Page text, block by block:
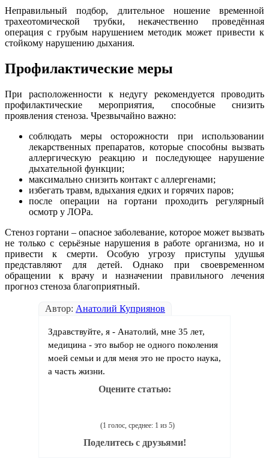
Неправильный подбор, длительное ношение временной
трахеотомической трубки, некачественно проведённая
операция с грубым нарушением методик может привести к
стойкому нарушению дыхания.
Профилактические меры
При расположенности к недугу рекомендуется проводить
профилактические мероприятия, способные снизить
проявления стеноза. Чрезвычайно важно:
соблюдать меры осторожности при использовании
лекарственных препаратов, которые способны вызвать
аллергическую реакцию и последующее нарушение
дыхательной функции;
максимально снизить контакт с аллергенами;
избегать травм, вдыхания едких и горячих паров;
после операции на гортани проходить регулярный
осмотр у ЛОРа.
Стеноз гортани – опасное заболевание, которое может вызвать
не только с серьёзные нарушения в работе организма, но и
привести к смерти. Особую угрозу приступы удушья
представляют для детей. Однако при своевременном
обращении к врачу и назначении правильного лечения
прогноз стеноза благоприятный.
Автор: Анатолий Куприянов
Здравствуйте, я - Анатолий, мне 35 лет,
медицина - это выбор не одного поколения
моей семьи и для меня это не просто наука,
а часть жизни.
Оцените статью:
(1 голос, среднее: 1 из 5)
Поделитесь с друзьями!